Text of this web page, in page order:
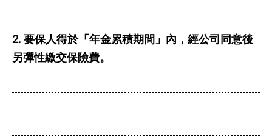
2. 要保人得於「年金累積期間」內，經公司同意後
另彈性繳交保險費。